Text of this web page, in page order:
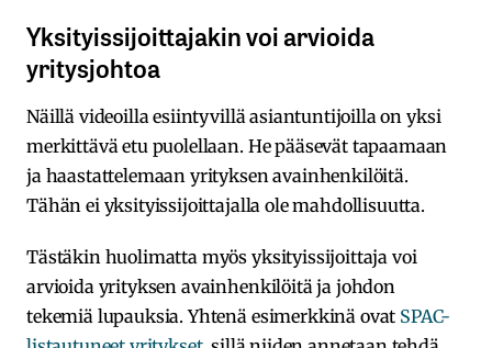
Yksityissijoittajakin voi arvioida
yritysjohtoa
Näillä videoilla esiintyvillä asiantuntijoilla on yksi
merkittävä etu puolellaan. He pääsevät tapaamaan
ja haastattelemaan yrityksen avainhenkilöitä.
Tähän ei yksityissijoittajalla ole mahdollisuutta.
Tästäkin huolimatta myös yksityissijoittaja voi
arvioida yrityksen avainhenkilöitä ja johdon
tekemiä lupauksia. Yhtenä esimerkkinä ovat SPAC-